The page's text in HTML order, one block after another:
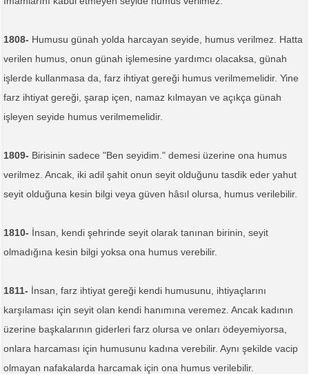
1808- Humusu günah yolda harcayan seyide, humus verilmez. Hatta
verilen humus, onun günah işlemesine yardımcı olacaksa, günah
işlerde kullanmasa da, farz ihtiyat gereği humus verilmemelidir. Yine
farz ihtiyat gereği, şarap içen, namaz kılmayan ve açıkça günah
işleyen seyide humus verilmemelidir.
1809- Birisinin sadece "Ben seyidim." demesi üzerine ona humus
verilmez. Ancak, iki adil şahit onun seyit olduğunu tasdik eder yahut
seyit olduğuna kesin bilgi veya güven hâsıl olursa, humus verilebilir.
1810- İnsan, kendi şehrinde seyit olarak tanınan birinin, seyit
olmadığına kesin bilgi yoksa ona humus verebilir.
1811- İnsan, farz ihtiyat gereği kendi humusunu, ihtiyaçlarını
karşılaması için seyit olan kendi hanımına veremez. Ancak kadının
üzerine başkalarının giderleri farz olursa ve onları ödeyemiyorsa,
onlara harcaması için humusunu kadına verebilir. Aynı şekilde vacip
olmayan nafakalarda harcamak için ona humus verilebilir.